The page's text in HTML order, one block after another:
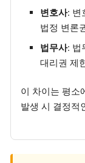
변호사: 변
법정 변론
법무사: 법
대리권 제
이 차이는 평소
발생 시 결정적